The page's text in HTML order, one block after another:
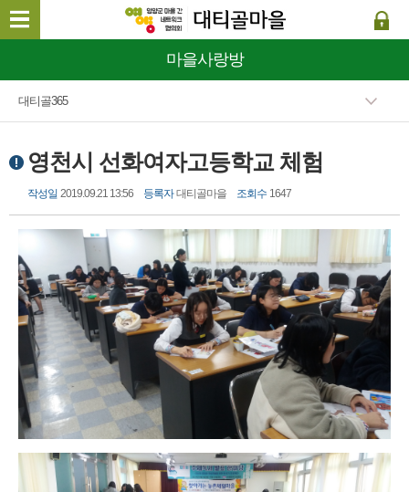
마을사랑방
대티골365
영천시 선화여자고등학교 체험
작성일 2019.09.21 13:56 등록자 대티골마을 조회수 1647